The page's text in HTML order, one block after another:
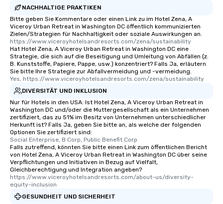
NACHHALTIGE PRAKTIKEN
Bitte geben Sie Kommentare oder einen Link zu im Hotel Zena, A
Viceroy Urban Retreat in Washington DC öffentlich kommunizierten
Zielen/Strategien für Nachhaltigkeit oder soziale Auswirkungen an.
https://www.viceroyhotelsandresorts.com/zena/sustainability
Hat Hotel Zena, A Viceroy Urban Retreat in Washington DC eine
Strategie, die sich auf die Beseitigung und Umleitung von Abfällen (z.
B. Kunststoffe, Papiere, Pappe, usw.) konzentriert? Falls Ja, erläutern
Sie bitte Ihre Strategie zur Abfallvermeidung und -vermeidung.
Yes, https://www.viceroyhotelsandresorts.com/zena/sustainability
DIVERSITÄT UND INKLUSION
Nur für Hotels in den USA: Ist Hotel Zena, A Viceroy Urban Retreat in
Washington DC und/oder die Muttergesellschaft als ein Unternehmen
zertifiziert, das zu 51% im Besitz von Unternehmen unterschiedlicher
Herkunft ist? Falls Ja, geben Sie bitte an, als welche der folgenden
Optionen Sie zertifiziert sind:
Social Enterprise, B Corp, Public Benefit Corp
Falls zutreffend, könnten Sie bitte einen Link zum öffentlichen Bericht
von Hotel Zena, A Viceroy Urban Retreat in Washington DC über seine
Verpflichtungen und Initiativen in Bezug auf Vielfalt,
Gleichberechtigung und Integration angeben?
https://www.viceroyhotelsandresorts.com/about-us/diversity-
equity-inclusion
GESUNDHEIT UND SICHERHEIT